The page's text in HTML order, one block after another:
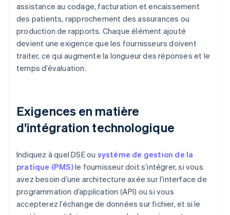
assistance au codage, facturation et encaissement
des patients, rapprochement des assurances ou
production de rapports. Chaque élément ajouté
devient une exigence que les fournisseurs doivent
traiter, ce qui augmente la longueur des réponses et le
temps d’évaluation.
Exigences en matière
d’intégration technologique
Indiquez à quel DSE ou système de gestion de la
pratique (PMS)le fournisseur doit s’intégrer, si vous
avez besoin d’une architecture axée sur l’interface de
programmation d’application (API) ou si vous
accepterez l’échange de données sur fichier, et si le